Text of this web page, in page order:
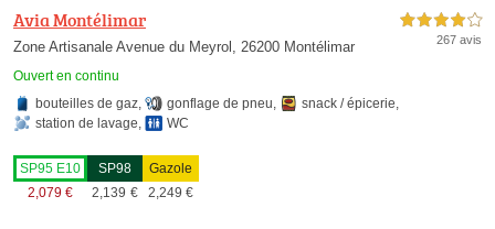
Avia Montélimar
Zone Artisanale Avenue du Meyrol, 26200 Montélimar
Ouvert en continu
4,0 étoiles sur 5
267 avis
bouteilles de gaz, gonflage de pneu, snack / épicerie,
station de lavage, WC
SP95 E10
2,079 €
SP98
2,139 €
Gazole
2,249 €